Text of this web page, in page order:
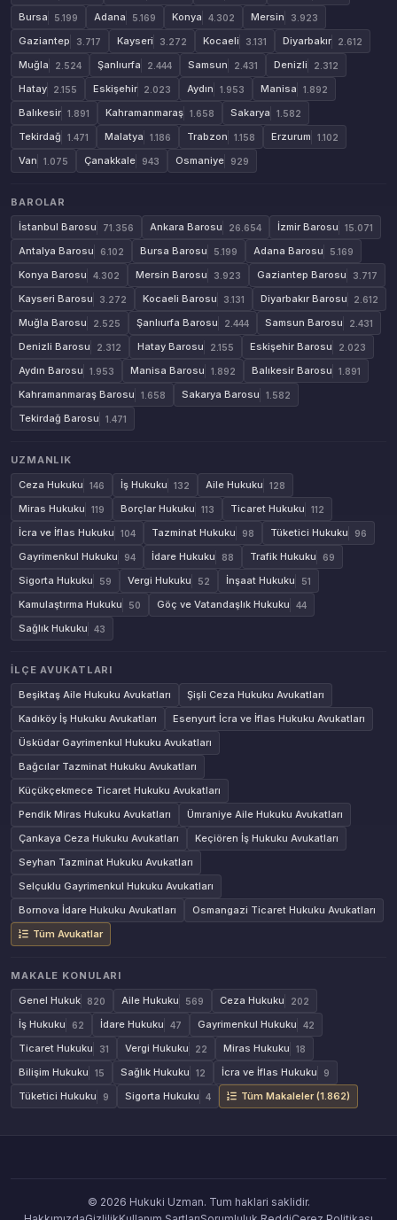
Bursa 5.199 Adana 5.169 Konya 4.302 Mersin 3.923
Gaziantep 3.717 Kayseri 3.272 Kocaeli 3.131 Diyarbakır 2.612
Muğla 2.524 Şanlıurfa 2.444 Samsun 2.431 Denizli 2.312
Hatay 2.155 Eskişehir 2.023 Aydın 1.953 Manisa 1.892
Balıkesir 1.891 Kahramanmaraş 1.658 Sakarya 1.582
Tekirdağ 1.471 Malatya 1.186 Trabzon 1.158 Erzurum 1.102
Van 1.075 Çanakkale 943 Osmaniye 929
BAROLAR
İstanbul Barosu
71.356 Ankara Barosu 26.654 İzmir Barosu 15.071
Antalya Barosu 6.102 Bursa Barosu 5.199 Adana Barosu 5.169
Konya Barosu 4.302 Mersin Barosu 3.923 Gaziantep Barosu 3.717
Kayseri Barosu 3.272 Kocaeli Barosu 3.131 Diyarbakır Barosu 2.612
Muğla Barosu 2.525 Şanlıurfa Barosu 2.444 Samsun Barosu 2.431
Denizli Barosu 2.312 Hatay Barosu 2.155 Eskişehir Barosu 2.023
Aydın Barosu 1.953 Manisa Barosu 1.892 Balıkesir Barosu 1.891
Kahramanmaraş Barosu 1.658 Sakarya Barosu 1.582
Tekirdağ Barosu 1.471
UZMANLIK
Ceza Hukuku
146 İş Hukuku 132 Aile Hukuku 128
Miras Hukuku 119 Borçlar Hukuku 113 Ticaret Hukuku 112
İcra ve İflas Hukuku 104 Tazminat Hukuku 98 Tüketici Hukuku 96
Gayrimenkul Hukuku 94 İdare Hukuku 88 Trafik Hukuku 69
Sigorta Hukuku 59 Vergi Hukuku 52 İnşaat Hukuku 51
Kamulaştırma Hukuku 50 Göç ve Vatandaşlık Hukuku 44
Sağlık Hukuku 43
İLÇE AVUKATLARI
Beşiktaş Aile Hukuku Avukatları
Şişli Ceza Hukuku Avukatları
Kadıköy İş Hukuku Avukatları
Esenyurt İcra ve İflas Hukuku Avukatları
Üsküdar Gayrimenkul Hukuku Avukatları
Bağcılar Tazminat Hukuku Avukatları
Küçükçekmece Ticaret Hukuku Avukatları
Pendik Miras Hukuku Avukatları
Ümraniye Aile Hukuku Avukatları
Çankaya Ceza Hukuku Avukatları
Keçiören İş Hukuku Avukatları
Seyhan Tazminat Hukuku Avukatları
Selçuklu Gayrimenkul Hukuku Avukatları
Bornova İdare Hukuku Avukatları
Osmangazi Ticaret Hukuku Avukatları
Tüm Avukatlar
MAKALE KONULARI
Genel Hukuk
820 Aile Hukuku 569 Ceza Hukuku 202
İş Hukuku 62 İdare Hukuku 47 Gayrimenkul Hukuku 42
Ticaret Hukuku 31 Vergi Hukuku 22 Miras Hukuku 18
Bilişim Hukuku 15 Sağlık Hukuku 12 İcra ve İflas Hukuku 9
Tüketici Hukuku 9 Sigorta Hukuku 4 Tüm Makaleler (1.862)
© 2026 Hukuki Uzman. Tum haklari saklidir.